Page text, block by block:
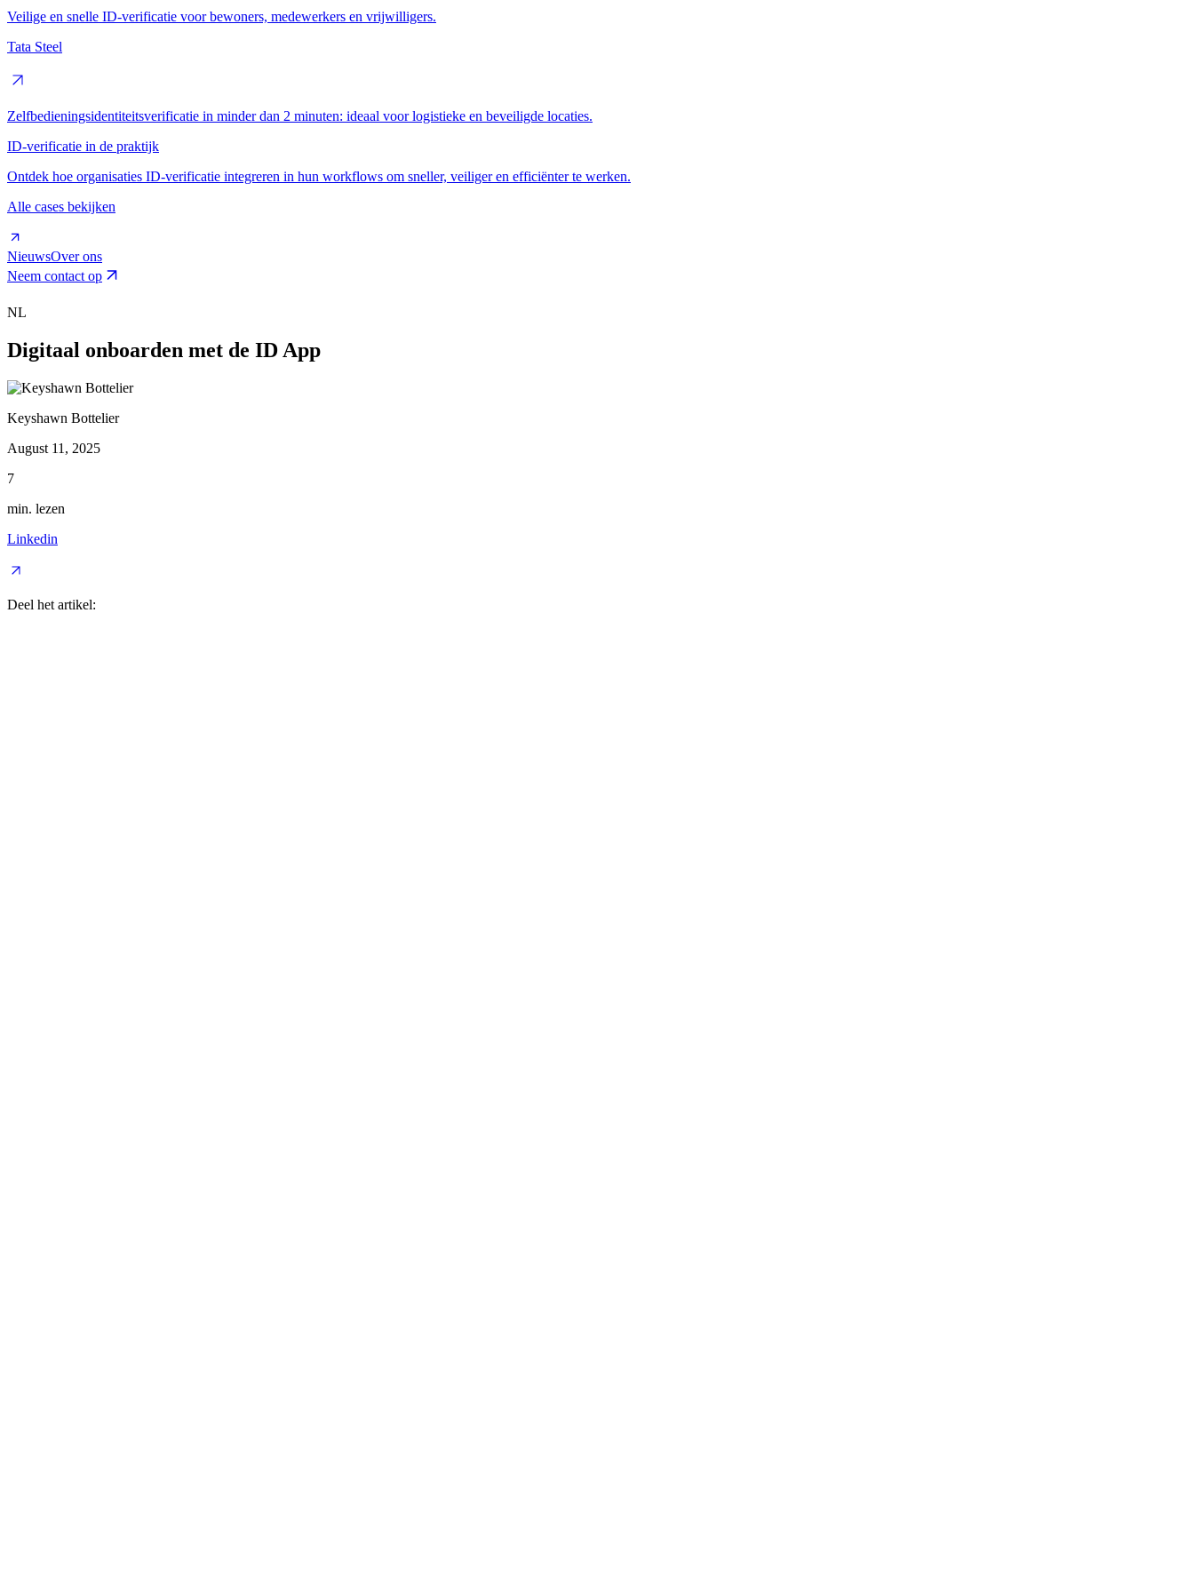
Veilige en snelle ID-verificatie voor bewoners, medewerkers en vrijwilligers.
Tata Steel
Zelfbedieningsidentiteitsverificatie in minder dan 2 minuten: ideaal voor logistieke en beveiligde locaties.
ID-verificatie in de praktijk
Ontdek hoe organisaties ID-verificatie integreren in hun workflows om sneller, veiliger en efficiënter te werken.
Alle cases bekijken
NieuwsOver ons
Neem contact op
NL
Digitaal onboarden met de ID App
Keyshawn Bottelier
August 11, 2025
7
min. lezen
Linkedin
Deel het artikel: